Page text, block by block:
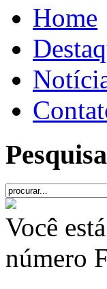
Home
Pesquisa
Você
número